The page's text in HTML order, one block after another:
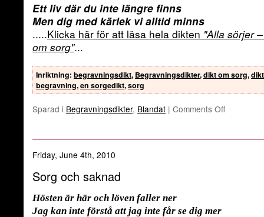
Ett liv där du inte längre finns
Men dig med kärlek vi alltid minns
.....Klicka här för att läsa hela dikten "Alla sörjer
om sorg"...
Inriktning: begravningsdikt, Begravningsdikter,dikt om sorg,
begravning,en sorgedikt,sorg
Sparad i Begravningsdikter, Blandat | Comments Off
Friday, June 4th, 2010
Sorg och saknad
Hösten är här och löven faller ner
Jag kan inte förstå att jag inte får se dig mer